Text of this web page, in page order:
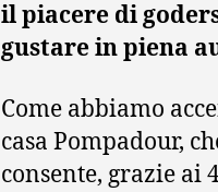
il piacere di
gustare in piena
Come abbiamo
casa Pompadour,
consente, grazie